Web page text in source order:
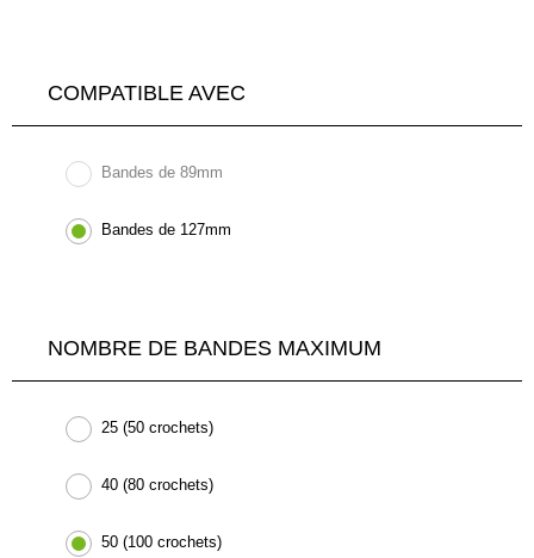
COMPATIBLE AVEC
Bandes de 89mm
Bandes de 127mm
NOMBRE DE BANDES MAXIMUM
25 (50 crochets)
40 (80 crochets)
50 (100 crochets)